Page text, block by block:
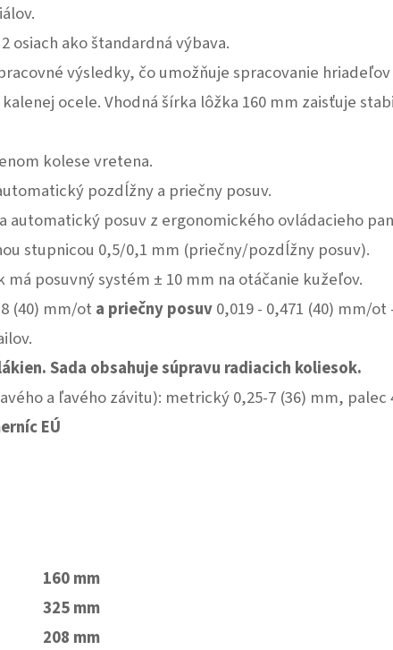
2 osiach ako štandardná výbava.
výsledky, čo umožňuje spracovanie
ocele. Vhodná šírka lôžka 160 mm zaisťuje
kolese vretena.
pozdĺžny a priečny posuv.
a automatický posuv z ergonomického ovládacieho
stupnicou 0,5/0,1 mm (priečny/pozdĺžny posuv).
má posuvný systém ± 10 mm na otáčanie kužeľov.
(40) mm/ot a priečny posuv0,019 - 0,471 (40) mm/
Sada obsahuje súpravu radiacich koliesok.
a ľavého závitu): metrický 0,25-7 (36) mm, palec
EÚ
160 mm
325 mm
208 mm